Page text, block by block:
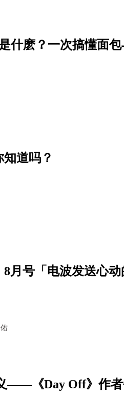
什麽？一次搞懂面
道吗？
月号「电波发送心动
——《Day Off》作